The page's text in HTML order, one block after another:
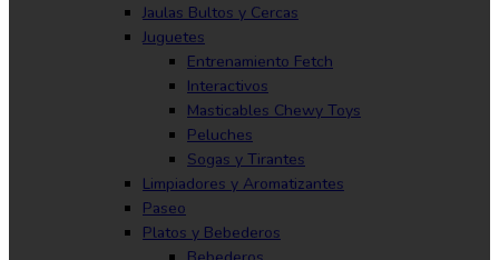
Jaulas Bultos y Cercas
Juguetes
Entrenamiento Fetch
Interactivos
Masticables Chewy Toys
Peluches
Sogas y Tirantes
Limpiadores y Aromatizantes
Paseo
Platos y Bebederos